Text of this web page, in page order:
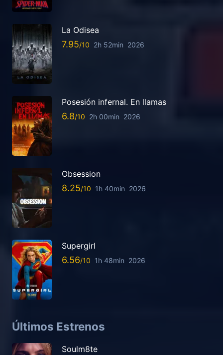
La Odisea
7.95 2h 52min 2026
Posesión infernal. En llamas
6.8 2h 00min 2026
Obsession
8.25 1h 40min 2026
Supergirl
6.56 1h 48min 2026
Últimos Estrenos
Soulm8te